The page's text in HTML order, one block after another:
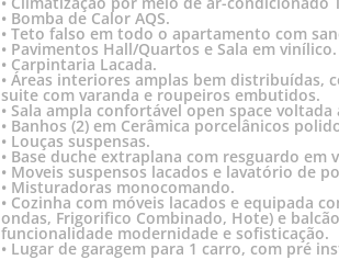
• Bomba de Calor AQS.
• Teto falso em todo o apartamento com
• Pavimentos Hall/Quartos e Sala em vinílico.
• Carpintaria Lacada.
• Áreas interiores amplas bem distribuídas,
suite com varanda e roupeiros embutidos.
• Sala ampla confortável open space voltada
• Banhos (2) em Cerâmica porcelânicos
• Louças suspensas.
• Base duche extraplana com resguardo em
• Moveis suspensos lacados e lavatório de
• Misturadoras monocomando.
• Cozinha com móveis lacados e equipada
ondas, Frigorifico Combinado, Hote) e
funcionalidade modernidade e sofisticação.
• Lugar de garagem para 1 carro, com pré